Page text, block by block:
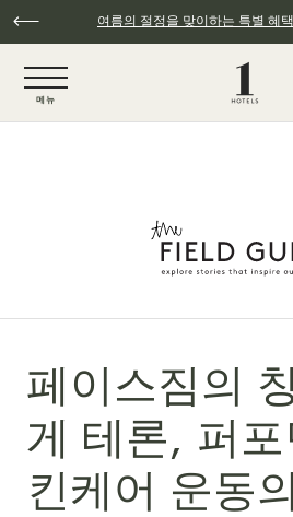
주요 콘텐츠로 건너뛰기
여름의 절정을 맞이하는 특별 혜
메뉴
페이스짐의
게 테론, 퍼포
킨케어 운동